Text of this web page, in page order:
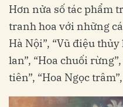
Hơn nửa số tác phẩm
tranh hoa với những
Hà Nội”, “Vũ điệu thủy
lan”, “Hoa chuối
tiên”, “Hoa Ngọc